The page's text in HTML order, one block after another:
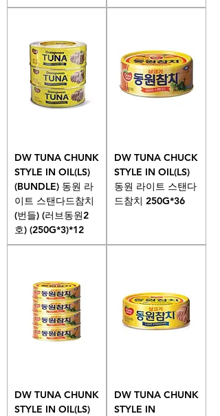
DW TUNA CHUNK
STYLE IN OIL(LS)
(BUNDLE) 동원 라
이트 스탠다드참치
(번들) (러브동원2
호) (250G*3)*12
DW TUNA CHUCK
STYLE IN OIL(LS)
동원 라이트 스탠다
드참치 250G*36
DW TUNA CHUNK
STYLE IN OIL(LS)
DW TUNA CHUNK
STYLE IN